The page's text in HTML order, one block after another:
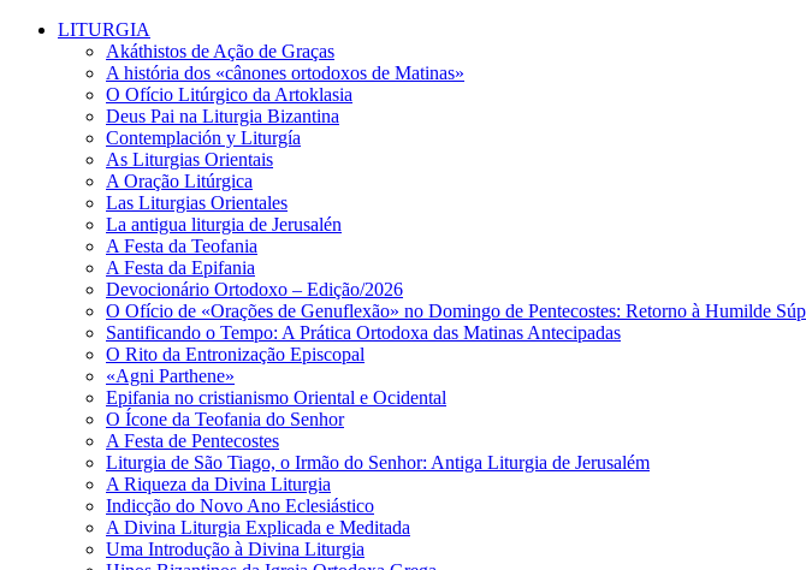
LITURGIA
Akáthistos de Ação de Graças
A história dos «cânones ortodoxos de Matinas»
O Ofício Litúrgico da Artoklasia
Deus Pai na Liturgia Bizantina
Contemplación y Liturgía
As Liturgias Orientais
A Oração Litúrgica
Las Liturgias Orientales
La antigua liturgia de Jerusalén
A Festa da Teofania
A Festa da Epifania
Devocionário Ortodoxo – Edição/2026
O Ofício de «Orações de Genuflexão» no Domingo de Pentecostes: Retorno à Humilde
Santificando o Tempo: A Prática Ortodoxa das Matinas Antecipadas
O Rito da Entronização Episcopal
«Agni Parthene»
Epifania no cristianismo Oriental e Ocidental
O Ícone da Teofania do Senhor
A Festa de Pentecostes
Liturgia de São Tiago, o Irmão do Senhor: Antiga Liturgia de Jerusalém
A Riqueza da Divina Liturgia
Indicção do Novo Ano Eclesiástico
A Divina Liturgia Explicada e Meditada
Uma Introdução à Divina Liturgia